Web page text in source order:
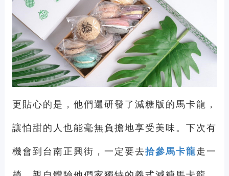
更貼心的是，他們還研發了減糖版的馬卡龍，
讓怕甜的人也能毫無負擔地享受美味。下次有
機會到台南正興街，一定要去拾參馬卡龍走一